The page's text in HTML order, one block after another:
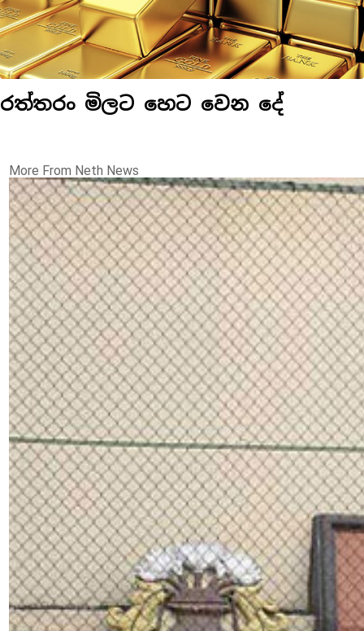
රත්තරං මිලට හෙට වෙන දේ
More From Neth News